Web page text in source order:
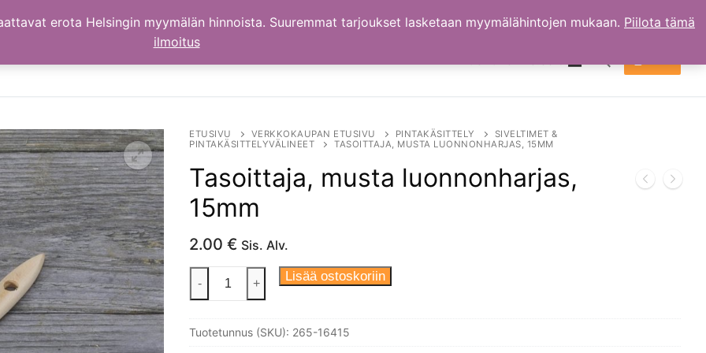
Hae:
ETUSIVU VERKKOKAUPAN ETUSIVU PINTAKÄSITTELY
SIVELTIMET &
PINTAKÄSITTELYVÄLINEET
TASOITTAJA, MUSTA LUONNONHARJAS, 15MM
Tasoittaja, musta luonnonharjas,
15mm
2.00 € Sis. Alv.
Tasoittaja,
15mm
- + Lisää ostoskoriin
Tuotetunnus (SKU): 265-16415
erota Helsingin myymälän hinnoista. Suuremmat tarjoukset lasketaan myymälähintojen mukaan. Piilota tämä
ilmoitus